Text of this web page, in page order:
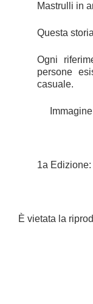
Mastrulli in
Questa
Ogni
persone
casuale.
1a
È vietata la